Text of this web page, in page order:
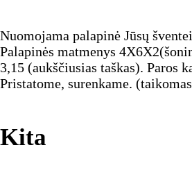
Nuomojama palapinė Jūsų
Palapinės matmenys
3,15 (aukščiusias taškas). Paros
Pristatome, surenkame.
Kita